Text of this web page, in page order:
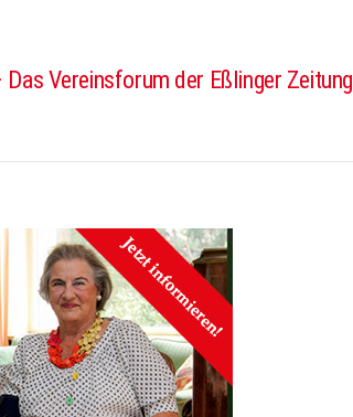
Das Vereinsforum der Eßlinger Zeitung